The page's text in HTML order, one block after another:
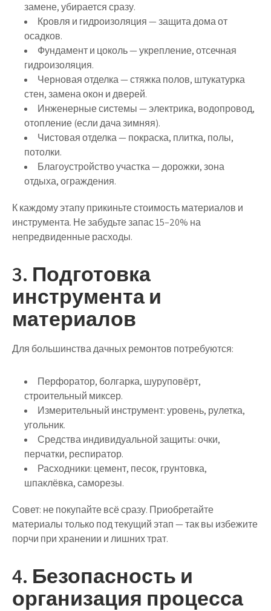
замене, убирается сразу.
Кровля и гидроизоляция— защита дома от
осадков.
Фундамент и цоколь— укрепление, отсечная
гидроизоляция.
Черновая отделка— стяжка полов, штукатурка
стен, замена окон и дверей.
Инженерные системы— электрика, водопровод,
отопление (если дача зимняя).
Чистовая отделка— покраска, плитка, полы,
потолки.
Благоустройство участка— дорожки, зона
отдыха, ограждения.
К каждому этапу прикиньте стоимость материалов и
инструмента. Не забудьтезапас 15–20% на
непредвиденные расходы.
3. Подготовка
инструмента и
материалов
Для большинства дачных ремонтов потребуются:
Перфоратор, болгарка, шуруповёрт,
строительный миксер.
Измерительный инструмент: уровень, рулетка,
угольник.
Средства индивидуальной защиты: очки,
перчатки, респиратор.
Расходники: цемент, песок, грунтовка,
шпаклёвка, саморезы.
Совет: не покупайте всё сразу. Приобретайте
материалы только под текущий этап — так вы избежите
порчи при хранении и лишних трат.
4. Безопасность и
организация процесса